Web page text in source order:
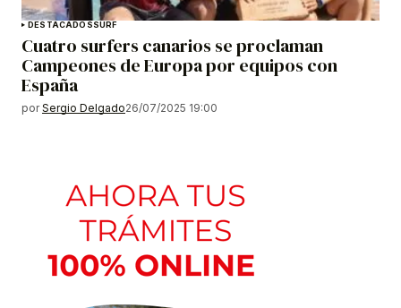
DESTACADOSSURF
Cuatro surfers canarios se proclaman
Campeones de Europa por equipos con
España
por Sergio Delgado26/07/2025 19:00